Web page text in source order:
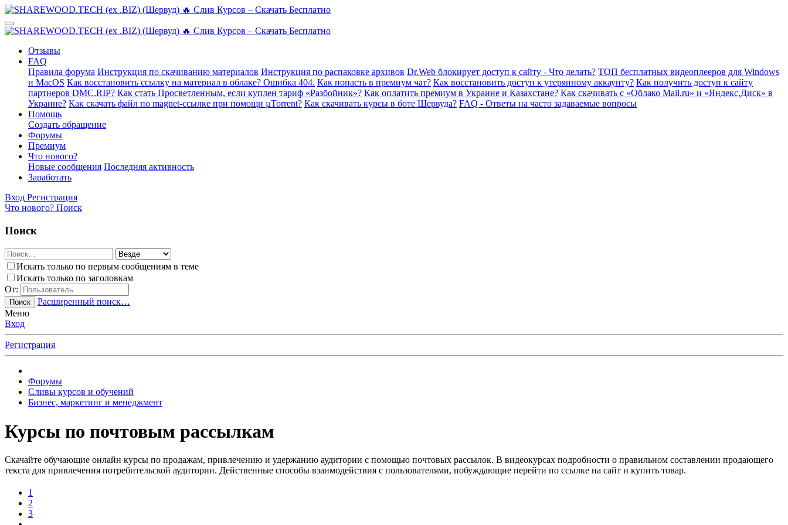
Отзывы
FAQ
Правила форума Инструкция по скачиванию материалов Инструкция по распаковке архивов Dr.Web блокирует доступ к сайту - Что делать? ТОП бесплатных видеоплееров для Windows
и MacOS Как восстановить ссылку на материал в облаке? Ошибка 404. Как попасть в премиум чат? Как восстановить доступ к утерянному аккаунту? Как получить доступ к сайту
партнеров DMC.RIP? Как стать Просветленным, если куплен тариф «Разбойник»? Как оплатить премиум в Украине и Казахстане? Как скачивать с «Облако Mail.ru» и «Яндекс.Диск» в
Украине? Как скачать файл по magnet-ссылке при помощи µTorrent? Как скачивать курсы в боте Шервуда? FAQ - Ответы на часто задаваемые вопросы
Помощь
Создать обращение
Форумы
Премиум
Что нового?
Новые сообщения Последняя активность
Заработать
Вход Регистрация
Что нового? Поиск
Поиск
Искать только по первым сообщениям в теме
Искать только по заголовкам
От:
Поиск
Расширенный поиск…
Меню
Вход
Регистрация
Форумы
Сливы курсов и обучений
Бизнес, маркетинг и менеджмент
Курсы по почтовым рассылкам
Скачайте обучающие онлайн курсы по продажам, привлечению и удержанию аудитории с помощью почтовых рассылок. В видеокурсах подробности о правильном составлении продающего
текста для привлечения потребительской аудитории. Действенные способы взаимодействия с пользователями, побуждающие перейти по ссылке на сайт и купить товар.
1
2
3